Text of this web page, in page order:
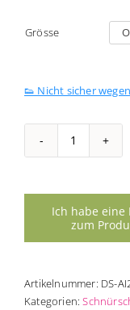
Grösse
👟 Nicht sicher
Sneaker
Menge
Artikelnummer: DS-
Kategorien: